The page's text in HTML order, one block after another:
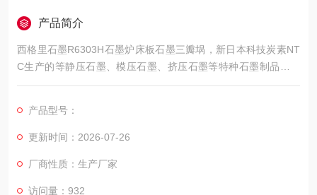
产品简介
西格里石墨R6303H石墨炉床板石墨三瓣埚，新日本科技炭素NT
C生产的等静压石墨、模压石墨、挤压石墨等特种石墨制品。这
些石墨具有结构均匀、理化性能好等优点，在特种石墨材料市场
交通运输、机械工程、玻璃陶瓷等行业。
产品型号：
更新时间：2026-07-26
厂商性质：生产厂家
访问量：932